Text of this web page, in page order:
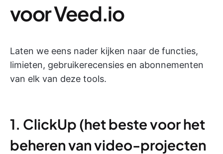
voor Veed.io
Laten we eens nader kijken naar de functies,
limieten, gebruikerecensies en abonnementen
van elk van deze tools.
1. ClickUp (het beste voor het
beheren van video-projecten